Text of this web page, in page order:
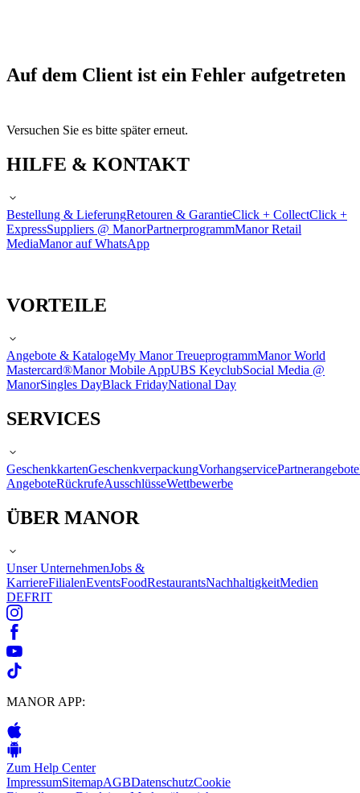
Auf dem Client ist ein Fehler aufgetreten
Versuchen Sie es bitte später erneut.
HILFE & KONTAKT
Bestellung & LieferungRetouren & GarantieClick + CollectClick +
ExpressSuppliers @ ManorPartnerprogrammManor Retail
MediaManor auf WhatsApp
VORTEILE
Angebote & KatalogeMy Manor TreueprogrammManor World
Mastercard®Manor Mobile AppUBS KeyclubSocial Media @
ManorSingles DayBlack FridayNational Day
SERVICES
GeschenkkartenGeschenkverpackungVorhangservicePartnerangebote
AngeboteRückrufeAusschlüsseWettbewerbe
ÜBER MANOR
Unser UnternehmenJobs &
KarriereFilialenEventsFoodRestaurantsNachhaltigkeitMedien
DEFRIT
MANOR APP:
Zum Help Center
ImpressumSitemapAGBDatenschutzCookie